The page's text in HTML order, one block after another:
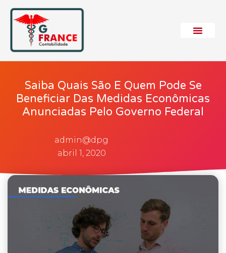
Saiba Quais São E Quem Pode Se
Beneficiar Das Medidas Econômicas
Anunciadas Pelo Governo Federal
admin@dpg
abril 1, 2020